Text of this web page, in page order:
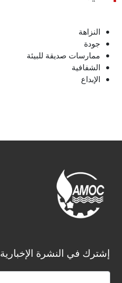
النزاهة
جودة
ممارسات صديقة للبيئة
الشفافية
الإبداع
إشترك في النشرة الإخبارية